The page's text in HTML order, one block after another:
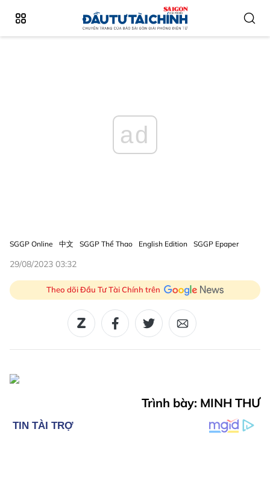
ad
SGGP Online 中文 SGGP Thể Thao English Edition SGGP Epaper
29/08/2023 03:32
Theo dõi Đầu Tư Tài Chính trên
Trình bày: MINH THƯ